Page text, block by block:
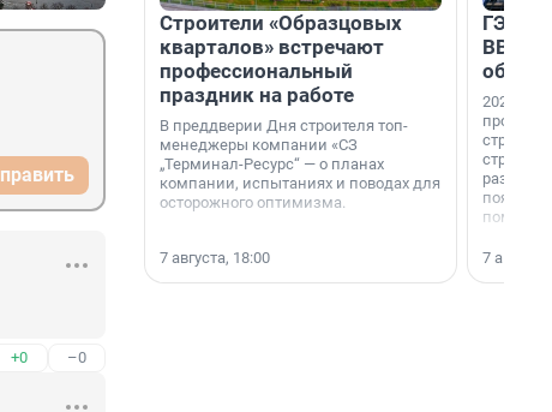
+0 –0
Строители «Образцовых
кварталов» встречают
профессиональный
праздник на работе
В преддверии Дня строителя топ-
менеджеры компании «СЗ
„Терминал-Ресурс“ — о планах
компании, испытаниях и поводах для
осторожного оптимизма.
7 августа, 18:00
ГЭС,
ВВП: в
об
2026-й —
раз. В
7